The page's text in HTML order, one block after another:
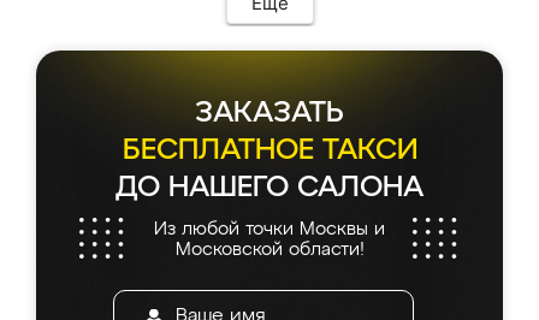
ЗАКАЗАТЬ
БЕСПЛАТНОЕ ТАКСИ
ДО НАШЕГО САЛОНА
Из любой точки Москвы и
Московской области!